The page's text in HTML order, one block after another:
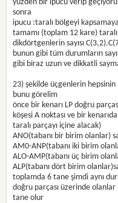
yüzden bir ipucu verip
sonra
ipucu :taralı bölgeyi
tamamı (toplam 12 kare)
dikdörtgenlerin sayısı
bunun gibi tüm durumların
gibi biraz uzun ve dikkatli
23) şekilde üçgenlerin hepsinin
bunu görelim
önce bir kenarı LP doğru
köşesi A noktası ve bir
taralı parçayı içine alacak)
ANO(tabanı bir birim olanlar)
AM0-ANP(tabanı iki birim
ALO-AMP(tabanı üç birim
ALP(tabanı dört birim
toplamda 6 tane şimdi aynı
doğru parçası üzerinde
tane olur